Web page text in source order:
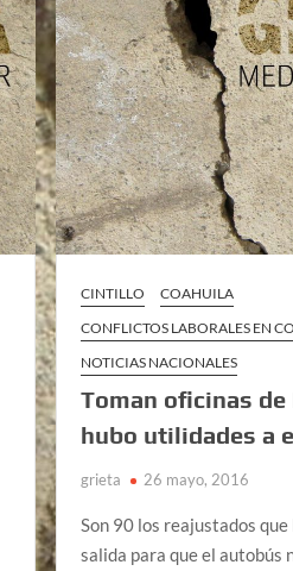
CINTILLO
COAHUILA
CONFLICTOS LABORALES EN
NOTICIAS NACIONALES
Toman oficinas
hubo utilidades a
grieta 26 mayo, 2016
Son 90 los reajustados
salida para que el autobús